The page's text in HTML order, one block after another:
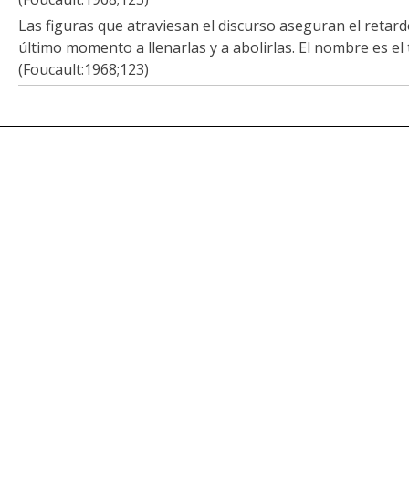
Las figuras que atraviesan el discurso aseguran el
último momento a llenarlas y a abolirlas. El nombre es
(Foucault:1968;123)